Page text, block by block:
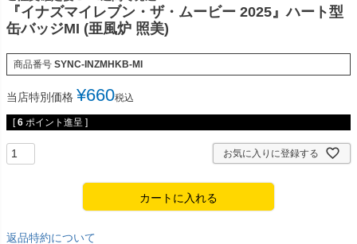
『イナズマイレブン・ザ・ムービー 2025』ハート型
缶バッジMI (亜風炉 照美)
商品番号 SYNC-INZMHKB-MI
当店特別価格 ¥660税込
[ 6 ポイント進呈 ]
お気に入りに登録する
カートに入れる
返品特約について